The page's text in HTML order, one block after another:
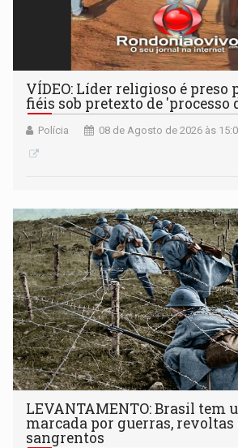
VÍDEO: Líder religioso é preso
fiéis sob pretexto de 'processo
Polícia 08 de Agosto de 2026 às
LEVANTAMENTO: Brasil tem
marcada por guerras,
sangrentos